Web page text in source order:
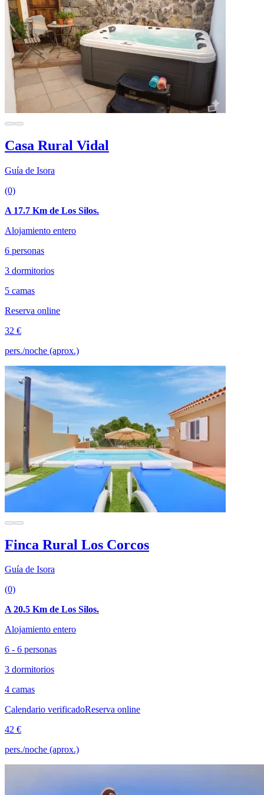
Casa Rural Vidal
Guía de Isora
(0)
A 17.7 Km de Los Silos.
Alojamiento entero
6 personas
3 dormitorios
5 camas
Reserva online
32 €
pers./noche (aprox.)
Finca Rural Los Corcos
Guía de Isora
(0)
A 20.5 Km de Los Silos.
Alojamiento entero
6 - 6 personas
3 dormitorios
4 camas
Calendario verificadoReserva online
42 €
pers./noche (aprox.)